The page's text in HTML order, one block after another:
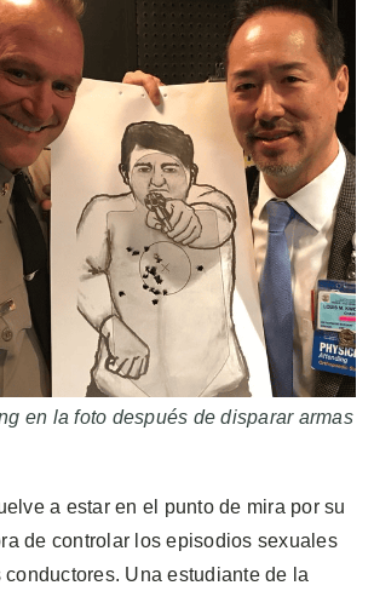
en la foto después de disparar armas
a estar en el punto de mira por su
de controlar los episodios sexuales
Una estudiante de la